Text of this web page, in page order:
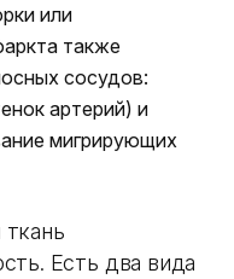
или
также
сосудов:
артерий) и
мигрирующих
Есть два вида